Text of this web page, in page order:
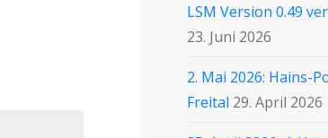
LSM Version 0.49
23. Juni 2026
2. Mai 2026: Hains-
Freital 29. April 2026